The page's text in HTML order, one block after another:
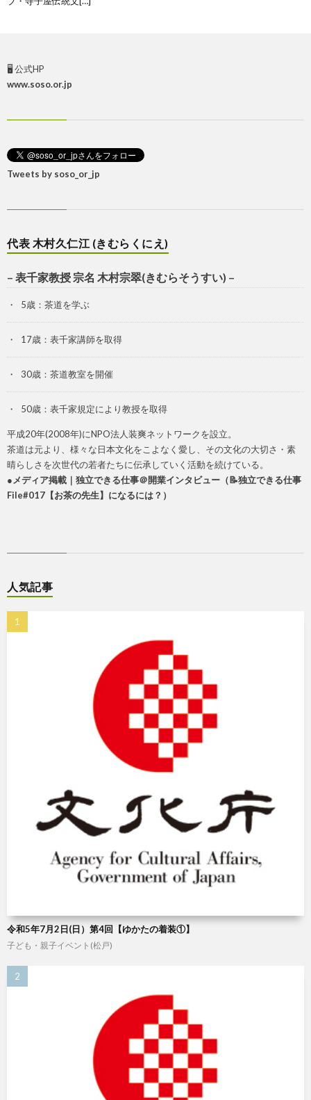
🖥 公式HP
www.soso.or.jp
Tweets by soso_or_jp
代表 木村久仁江 (きむらくにえ)
– 表千家教授 宗名 木村宗翠(きむらそうすい) –
5歳：茶道を学ぶ
17歳：表千家講師を取得
30歳：茶道教室を開催
50歳：表千家規定により教授を取得
平成20年(2008年)にNPO法人装爽ネットワークを設立。
茶道は元より、様々な日本文化をこよなく愛し、その文化の大切さ・素
晴らしさを次世代の若者たちに伝承していく活動を続けている。
●メディア掲載｜独立できる仕事＠開業インタビュー（📝独立できる仕事
File#017【お茶の先生】になるには？）
人気記事
令和5年7月2日(日）第4回【ゆかたの着装①】
子ども・親子イベント(松戸)